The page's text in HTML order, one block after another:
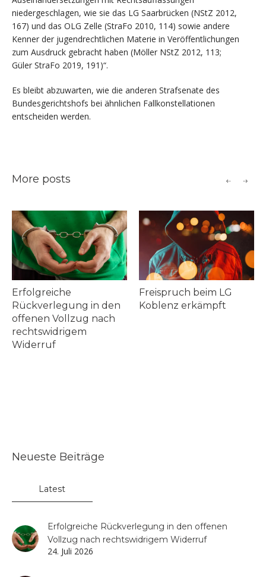
niedergeschlagen, wie sie das LG Saarbrücken (NStZ 2012,
167) und das OLG Zelle (StraFo 2010, 114) sowie andere
Kenner der jugendrechtlichen Materie in Veröffentlichungen
zum Ausdruck gebracht haben (Möller NStZ 2012, 113;
Güler StraFo 2019, 191)“.
Es bleibt abzuwarten, wie die anderen Strafsenate des
Bundesgerichtshofs bei ähnlichen Fallkonstellationen
entscheiden werden.
More posts
in den
nach
Freispruch beim LG
Koblenz erkämpft
2 Mandanten
Neueste Beiträge
Latest
Erfolgreiche Rückverlegung in den offenen
Vollzug nach rechtswidrigem Widerruf
24. Juli 2026